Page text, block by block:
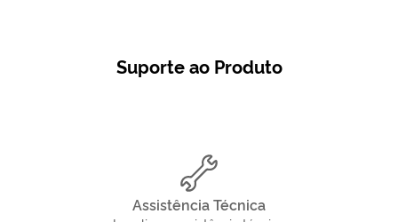
Suporte ao Produto
Assistência Técnica